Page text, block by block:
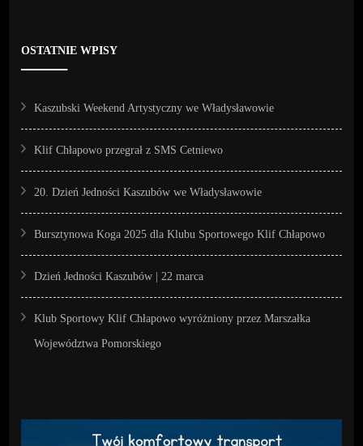
OSTATNIE WPISY
Kaszubski Weekend Artystyczny we Władysławowie
Klif Chłapowo przegrał z SMS Cetniewo
20. Dzień Jedności Kaszubów we Władysławowie
Bursztynowa Koga 2025 dla Klubu Sportowego Klif Chłapowo
Dzień Jedności Kaszubów | 22 marca
Klub Sportowy Klif Chłapowo wyróżniony przez Marszałka
Województwa Pomorskiego